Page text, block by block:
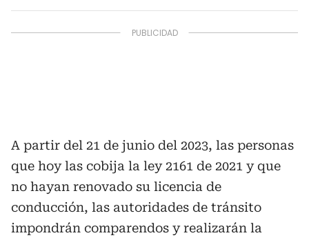
A partir del 21 de junio del 2023, las personas
que hoy las cobija la ley 2161 de 2021 y que
no hayan renovado su licencia de
conducción, las autoridades de tránsito
impondrán comparendos y realizarán la